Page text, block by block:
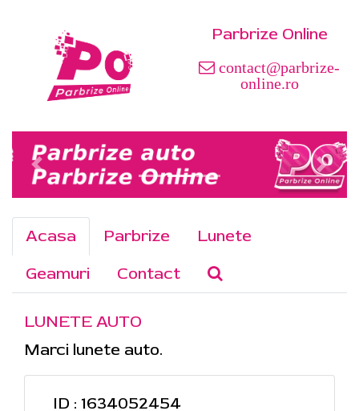
Parbrize Online
contact@parbrize-
online.ro
Acasa Parbrize
Lunete
Geamuri
Contact
LUNETE AUTO
Marci lunete auto.
ID : 1634052454